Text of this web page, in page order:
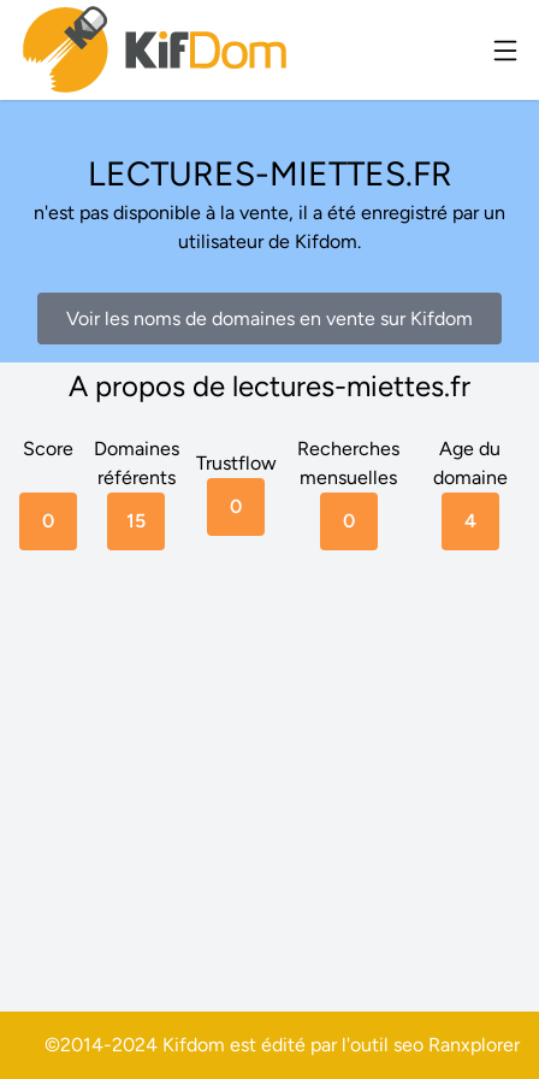
LECTURES-MIETTES.FR
n'est pas disponible à la vente, il a été enregistré par un
utilisateur de Kifdom.
Voir les noms de domaines en vente sur Kifdom
A propos de lectures-miettes.fr
Score
0
Domaines
référents
15
Trustflow
0
Recherches
mensuelles
0
Age du
domaine
4
©2014-2024 Kifdom est édité par l'outil seo Ranxplorer